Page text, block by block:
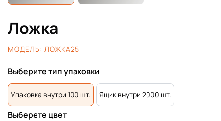
Ложка
МОДЕЛЬ: ЛОЖКА25
Выберите тип упаковки
Упаковка внутри 100 шт. Ящик внутри 2000 шт.
Выберете цвет